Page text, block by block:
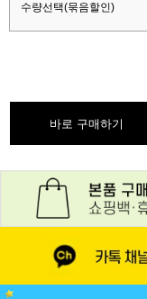
수량선택(묶음할인)
바로 구매하기